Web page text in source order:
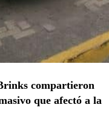
compartieron
que afectó a la